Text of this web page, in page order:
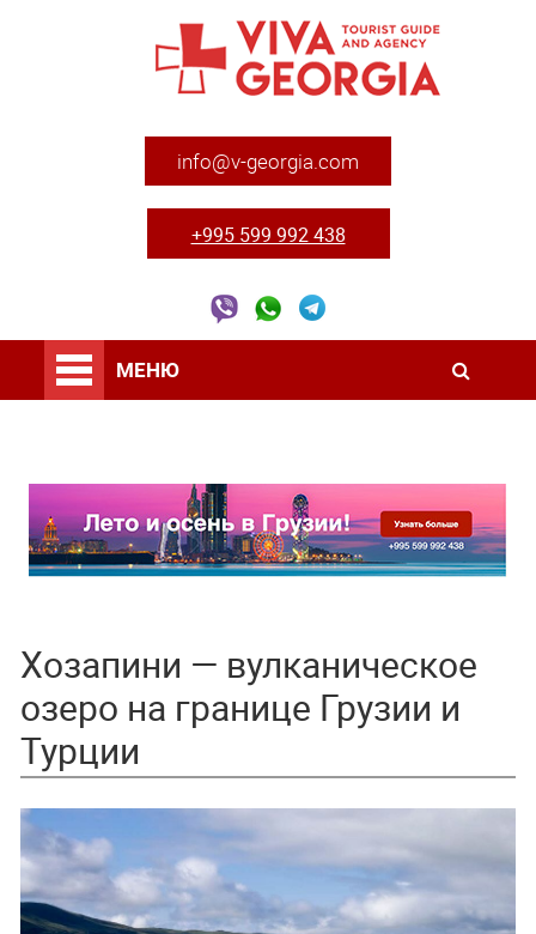
info@v-georgia.com
+995 599 992 438
МЕНЮ
Хозапини — вулканическое
озеро на границе Грузии и
Турции